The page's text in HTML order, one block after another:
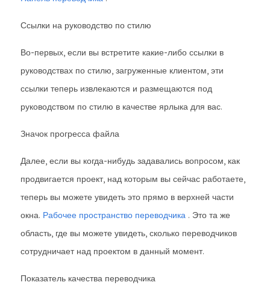
Ссылки на руководство по стилю
Во-первых, если вы встретите какие-либо ссылки в
руководствах по стилю, загруженные клиентом, эти
ссылки теперь извлекаются и размещаются под
руководством по стилю в качестве ярлыка для вас.
Значок прогресса файла
Далее, если вы когда-нибудь задавались вопросом, как
продвигается проект, над которым вы сейчас работаете,
теперь вы можете увидеть это прямо в верхней части
окна. Рабочее пространство переводчика . Это та же
область, где вы можете увидеть, сколько переводчиков
сотрудничает над проектом в данный момент.
Показатель качества переводчика